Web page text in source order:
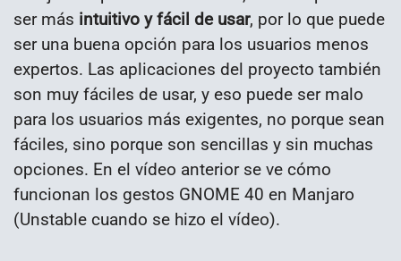
ser más intuitivo y fácil de usar, por lo que puede
ser una buena opción para los usuarios menos
expertos. Las aplicaciones del proyecto también
son muy fáciles de usar, y eso puede ser malo
para los usuarios más exigentes, no porque sean
fáciles, sino porque son sencillas y sin muchas
opciones. En el vídeo anterior se ve cómo
funcionan los gestos GNOME 40 en Manjaro
(Unstable cuando se hizo el vídeo).